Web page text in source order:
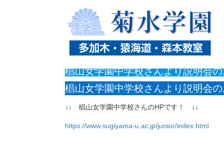
ホーム ニュース 椙山女学園中学校さんより説明会
椙山女学園中学校さんより説明会
椙山女学園中学校さんより説明会
↓↓ 椙山女学園中学校さんのHPです！ ↓↓
https://www.sugiyama-u.ac.jp/junior/index.html